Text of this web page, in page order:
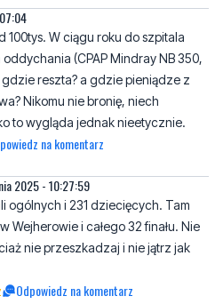
na komentarz
W ciągu roku do szpitala
(CPAP Mindray NB 350,
reszta? a gdzie pieniądze z
to wygląda jednak nieetycznie.
na komentarz
2025 - 10:27:59
ogólnych i 231 dziecięcych. Tam
Wejherowie i całego 32 finału. Nie